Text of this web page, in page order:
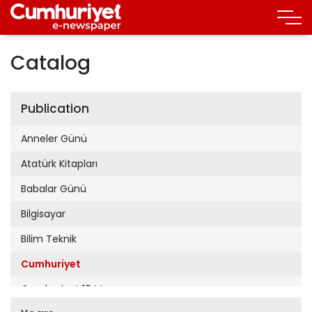
Catalog
Publication
Anneler Günü
Atatürk Kitapları
Babalar Günü
Bilgisayar
Bilim Teknik
Cumhuriyet
Cumhuriyet 19 Mayıs